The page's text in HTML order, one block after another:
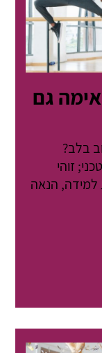
גם
בלב?
זוהי
למידה, הנאה